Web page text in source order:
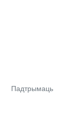
Падтрымаць